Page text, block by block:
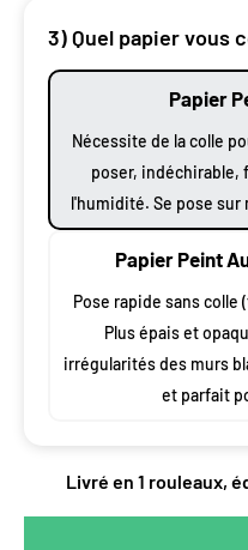
3) Quel papier vous
Papier
Nécessite de la colle
poser, indéchirable,
l'humidité. Se pose sur
Papier Peint
Pose rapide sans colle
Plus épais et
irrégularités des murs
et parfait
Livré en 1 rouleaux,